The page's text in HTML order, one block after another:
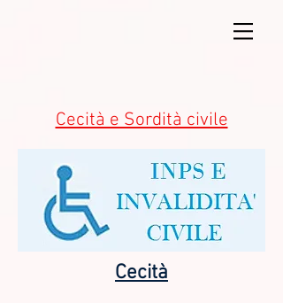
Cecità e Sordità civile
Cecità